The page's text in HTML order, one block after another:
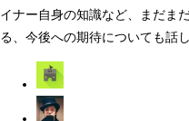
イナー自身の知識など、まだま
る、今後への期待についても話